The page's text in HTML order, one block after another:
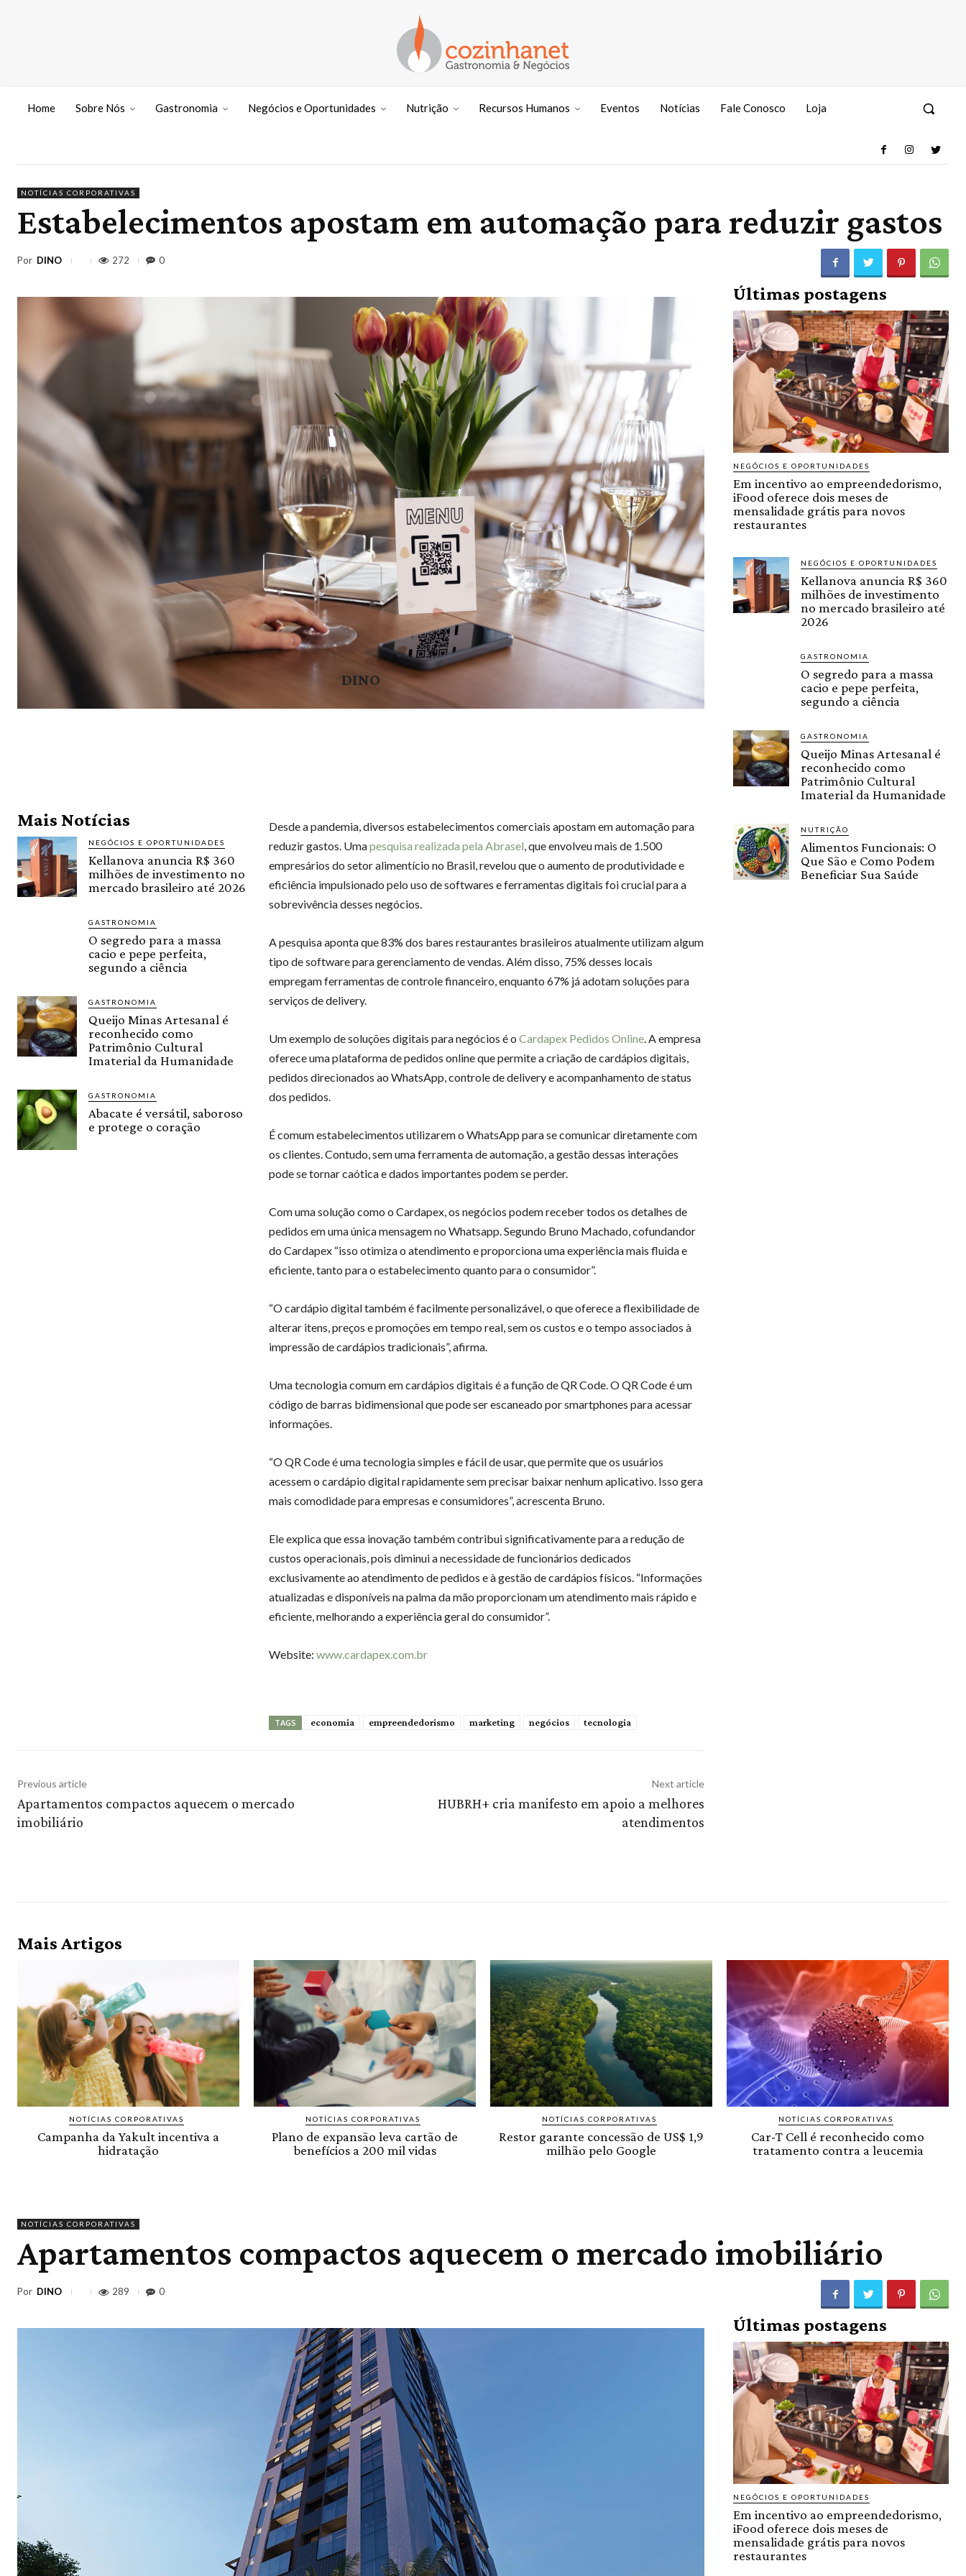
Home Sobre Nós Gastronomia Negócios e Oportunidades Nutrição Recursos Humanos Eventos Notícias Fale Conosco Loja
NOTÍCIAS CORPORATIVAS
Estabelecimentos apostam em automação para reduzir gastos
Por DINO 272 0
DINO
Mais Notícias
NEGÓCIOS E OPORTUNIDADES
Kellanova anuncia R$ 360
milhões de investimento no
mercado brasileiro até 2026
GASTRONOMIA
O segredo para a massa
cacio e pepe perfeita,
segundo a ciência
GASTRONOMIA
Queijo Minas Artesanal é
reconhecido como
Patrimônio Cultural
Imaterial da Humanidade
GASTRONOMIA
Abacate é versátil, saboroso
e protege o coração
Desde a pandemia, diversos estabelecimentos comerciais apostam em automação para
reduzir gastos. Umapesquisa realizada pela Abrasel, que envolveu mais de 1.500
empresários do setor alimentício no Brasil, revelou que o aumento de produtividade e
eficiência impulsionado pelo uso de softwares e ferramentas digitais foi crucial para a
sobrevivência desses negócios.
A pesquisa aponta que 83% dos bares restaurantes brasileiros atualmente utilizam algum
tipo de software para gerenciamento de vendas. Além disso, 75% desses locais
empregam ferramentas de controle financeiro, enquanto 67% já adotam soluções para
serviços de delivery.
Um exemplo de soluções digitais para negócios é o Cardapex Pedidos Online. A empresa
oferece uma plataforma de pedidos online que permite a criação de cardápios digitais,
pedidos direcionados ao WhatsApp, controle de delivery e acompanhamento de status
dos pedidos.
É comum estabelecimentos utilizarem o WhatsApp para se comunicar diretamente com
os clientes. Contudo, sem uma ferramenta de automação, a gestão dessas interações
pode se tornar caótica e dados importantes podem se perder.
Com uma solução como o Cardapex, os negócios podem receber todos os detalhes de
pedidos em uma única mensagem no Whatsapp. Segundo Bruno Machado, cofundandor
do Cardapex “isso otimiza o atendimento e proporciona uma experiência mais fluida e
eficiente, tanto para o estabelecimento quanto para o consumidor”.
“O cardápio digital também é facilmente personalizável, o que oferece a flexibilidade de
alterar itens, preços e promoções em tempo real, sem os custos e o tempo associados à
impressão de cardápios tradicionais”, afirma.
Uma tecnologia comum em cardápios digitais é a função de QR Code. O QR Code é um
código de barras bidimensional que pode ser escaneado por smartphones para acessar
informações.
“O QR Code é uma tecnologia simples e fácil de usar, que permite que os usuários
acessem o cardápio digital rapidamente sem precisar baixar nenhum aplicativo. Isso gera
mais comodidade para empresas e consumidores”, acrescenta Bruno.
Ele explica que essa inovação também contribui significativamente para a redução de
custos operacionais, pois diminui a necessidade de funcionários dedicados
exclusivamente ao atendimento de pedidos e à gestão de cardápios físicos. “Informações
atualizadas e disponíveis na palma da mão proporcionam um atendimento mais rápido e
eficiente, melhorando a experiência geral do consumidor”.
Website: www.cardapex.com.br
TAGS economia empreendedorismo marketing negócios tecnologia
Previous article
Apartamentos compactos aquecem o mercado
imobiliário
Next article
HUBRH+ cria manifesto em apoio a melhores
atendimentos
Últimas postagens
NEGÓCIOS E OPORTUNIDADES
Em incentivo ao empreendedorismo,
iFood oferece dois meses de
mensalidade grátis para novos
restaurantes
NEGÓCIOS E OPORTUNIDADES
Kellanova anuncia R$ 360
milhões de investimento
no mercado brasileiro até
2026
GASTRONOMIA
O segredo para a massa
cacio e pepe perfeita,
segundo a ciência
GASTRONOMIA
Queijo Minas Artesanal é
reconhecido como
Patrimônio Cultural
Imaterial da Humanidade
NUTRIÇÃO
Alimentos Funcionais: O
Que São e Como Podem
Beneficiar Sua Saúde
Mais Artigos
NOTÍCIAS CORPORATIVAS
Campanha da Yakult incentiva a
hidratação
NOTÍCIAS CORPORATIVAS
Plano de expansão leva cartão de
benefícios a 200 mil vidas
NOTÍCIAS CORPORATIVAS
Restor garante concessão de US$ 1,9
milhão pelo Google
NOTÍCIAS CORPORATIVAS
Car-T Cell é reconhecido como
tratamento contra a leucemia